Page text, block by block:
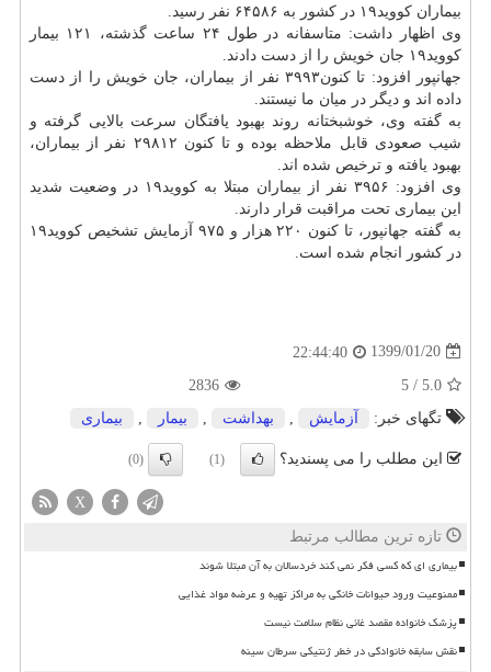
بیماران كووید۱۹ در كشور به ۶۴۵۸۶ نفر رسید.
وی اظهار داشت: متاسفانه در طول ۲۴ ساعت گذشته، ۱۲۱ بیمار
كووید۱۹ جان خویش را از دست دادند.
جهانپور افزود: تا كنون۳۹۹۳ نفر از بیماران، جان خویش را از دست
داده اند و دیگر در میان ما نیستند.
به گفته وی، خوشبختانه روند بهبود یافتگان سرعت بالایی گرفته و
شیب صعودی قابل ملاحظه بوده و تا كنون ۲۹۸۱۲ نفر از بیماران،
بهبود یافته و ترخیص شده اند.
وی افزود: ۳۹۵۶ نفر از بیماران مبتلا به كووید۱۹ در وضعیت شدید
این بیماری تحت مراقبت قرار دارند.
به گفته جهانپور، تا كنون ۲۲۰ هزار و ۹۷۵ آزمایش تشخیص كووید۱۹
در كشور انجام شده است.
1399/01/20
22:44:40
5.0
/
5
2836
تگهای خبر:
آزمایش بهداشت بیمار بیماری
این مطلب را می پسندید؟ (1)
(0)
X
تازه ترین مطالب مرتبط
بیماری ای که کسی فکر نمی کند خردسالان به آن مبتلا شوند
ممنوعیت ورود حیوانات خانگی به مراکز تهیه و عرضه مواد غذایی
پزشک خانواده مقصد غائی نظام سلامت نیست
نقش سابقه خانوادگی در خطر ژنتیکی سرطان سینه